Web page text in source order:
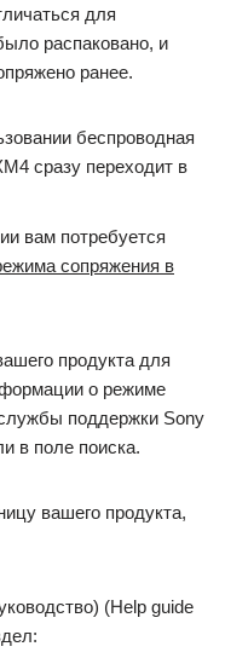
для
распаковано, и
ранее.
беспроводная
сразу переходит в
вам потребуется
сопряжения в
продукта для
о режиме
поддержки Sony
в поле поиска.
вашего продукта,
(Help guide